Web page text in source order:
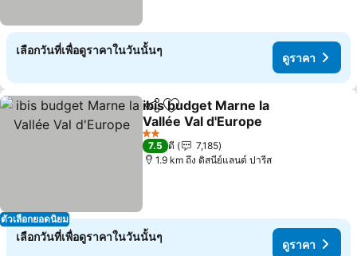
เลือกวันที่เพื่อดูราคาในวันนั้นๆ
ดูราคา
ตัวเลือกยอดนิยม
แชร์ เพิ่มในรายการโปรด
ibis budget Marne la
Vallée Val d'Europe
ดูราคา
2 ดาว
7.5 ดี
7,185
1.9 km ถึง ดิสนีย์แลนด์ ปารีส
เลือกวันที่เพื่อดูราคาในวันนั้นๆ
ดูราคา